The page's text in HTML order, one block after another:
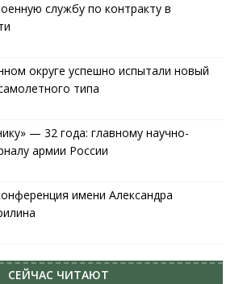
службу по контракту в
округе успешно испытали новый
типа
— 32 года: главному научно-
армии России
имени Александра
СЕЙЧАС ЧИТАЮТ